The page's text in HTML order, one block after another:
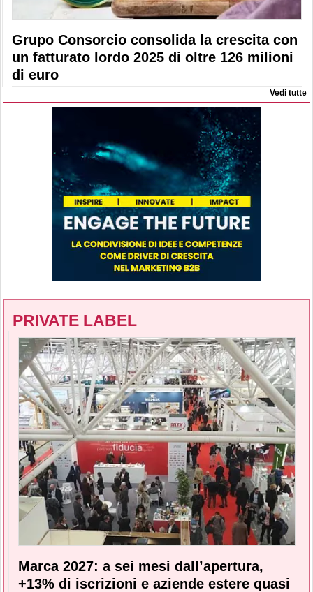
Grupo Consorcio consolida la crescita con
un fatturato lordo 2025 di oltre 126 milioni
di euro
Vedi tutte
PRIVATE LABEL
Marca 2027: a sei mesi dall’apertura,
+13% di iscrizioni e aziende estere quasi